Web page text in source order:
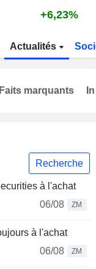
+6,23%
Actualités
Recherche
à l'achat
06/08
ZM
à l'achat
06/08
ZM
Faits marquants